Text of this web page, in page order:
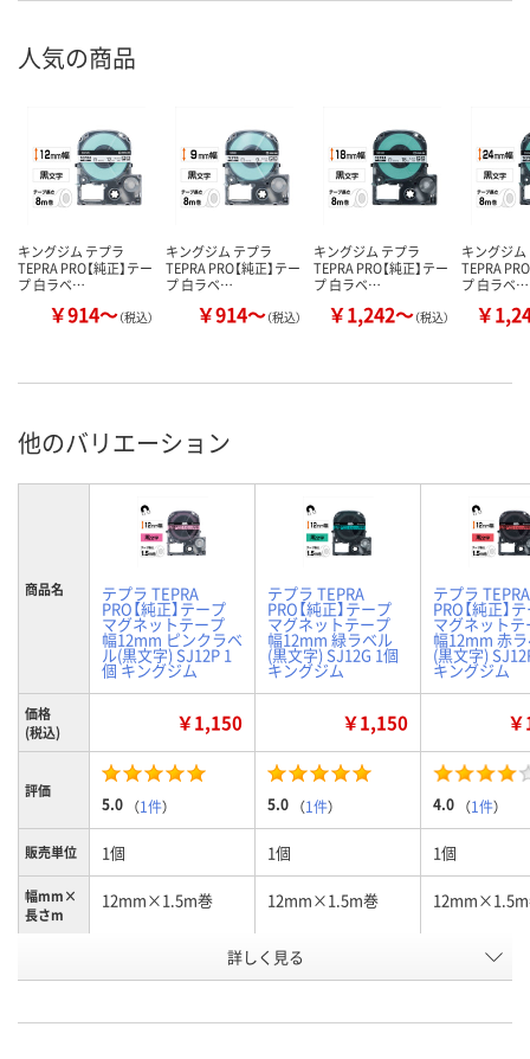
人気の商品
キングジム テプラ
TEPRA PRO【純正】テー
プ 白ラベ…
￥914～（税込）
キングジム テプラ
TEPRA PRO【純正】テー
プ 白ラベ…
￥914～（税込）
キングジム テプラ
TEPRA PRO【純正】テー
プ 白ラベ…
￥1,242～（税込）
キングジム
TEPRA
プ 白ラベ…
￥
他のバリエーション
商品名 テプラ TEPRA
PRO【純正】テープ
マグネットテープ
幅12mm ピンクラベ
ル(黒文字) SJ12P 1
個 キングジム
テプラ TEPRA
PRO【純正】テープ
マグネットテープ
幅12mm 緑ラベル
(黒文字) SJ12G 1個
キングジム
テプラ TEPRA
PRO【純正】
マグネットテ
幅12mm 赤
(黒文字)
キングジム
価格
(税込)
￥1,150 ￥1,150
評価
5.0 （1件） 5.0 （1件） 4.0 （1件）
販売単位 1個 1個 1個
幅mm×
長さm
12mm×1.5m巻 12mm×1.5m巻
緑／黒文字 赤／黒文字
号
詳しく見る